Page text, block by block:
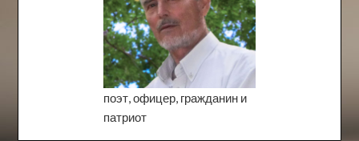
поэт, офицер, гражданин и
патриот